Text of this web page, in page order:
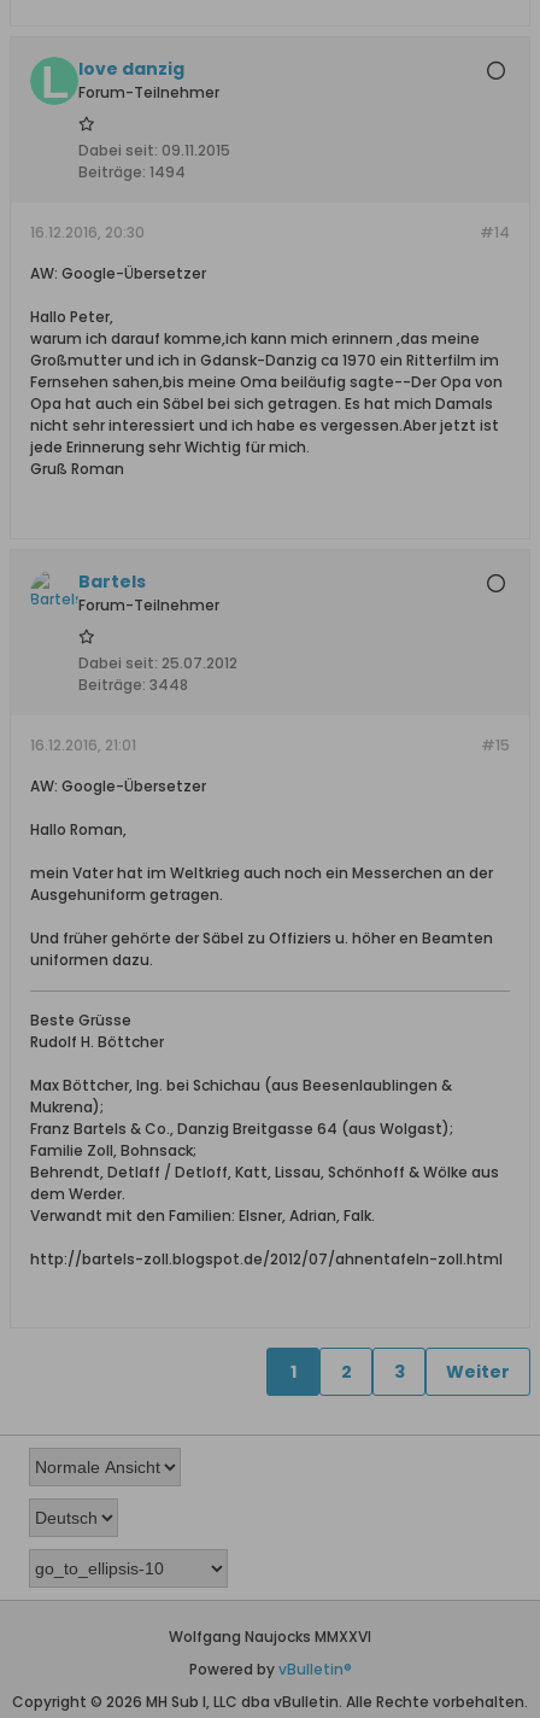
love danzig
Forum-Teilnehmer
Dabei seit: 09.11.2015
Beiträge: 1494
#14
16.12.2016, 20:30
AW: Google-Übersetzer
Hallo Peter,
warum ich darauf komme,ich kann mich erinnern ,das meine
Großmutter und ich in Gdansk-Danzig ca 1970 ein Ritterfilm im
Fernsehen sahen,bis meine Oma beiläufig sagte--Der Opa von
Opa hat auch ein Säbel bei sich getragen. Es hat mich Damals
nicht sehr interessiert und ich habe es vergessen.Aber jetzt ist
jede Erinnerung sehr Wichtig für mich.
Gruß Roman
Bartels
Forum-Teilnehmer
Dabei seit: 25.07.2012
Beiträge: 3448
#15
16.12.2016, 21:01
AW: Google-Übersetzer
Hallo Roman,
mein Vater hat im Weltkrieg auch noch ein Messerchen an der
Ausgehuniform getragen.
Und früher gehörte der Säbel zu Offiziers u. höher en Beamten
uniformen dazu.
Beste Grüsse
Rudolf H. Böttcher
Max Böttcher, Ing. bei Schichau (aus Beesenlaublingen &
Mukrena);
Franz Bartels & Co., Danzig Breitgasse 64 (aus Wolgast);
Familie Zoll, Bohnsack;
Behrendt, Detlaff / Detloff, Katt, Lissau, Schönhoff & Wölke aus
dem Werder.
Verwandt mit den Familien: Elsner, Adrian, Falk.
http://bartels-zoll.blogspot.de/2012/07/ahnentafeln-zoll.html
1 2 3 Weiter
Wolfgang Naujocks MMXXVI
Powered byvBulletin®
Copyright © 2026 MH Sub I, LLC dba vBulletin. Alle Rechte vorbehalten.